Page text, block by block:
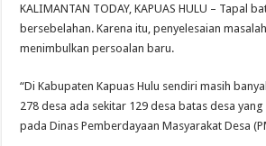
KALIMANTAN TODAY, KAPUAS HULU – Tapal
bersebelahan. Karena itu, penyelesaian
menimbulkan persoalan baru.
“Di Kabupaten Kapuas Hulu sendiri masih
278 desa ada sekitar 129 desa batas desa
pada Dinas Pemberdayaan Masyarakat Desa